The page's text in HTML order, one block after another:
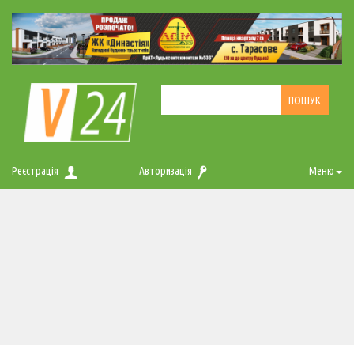
Реєстрація Авторизація Меню